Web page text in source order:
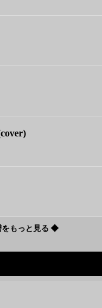
もっと見る ◆